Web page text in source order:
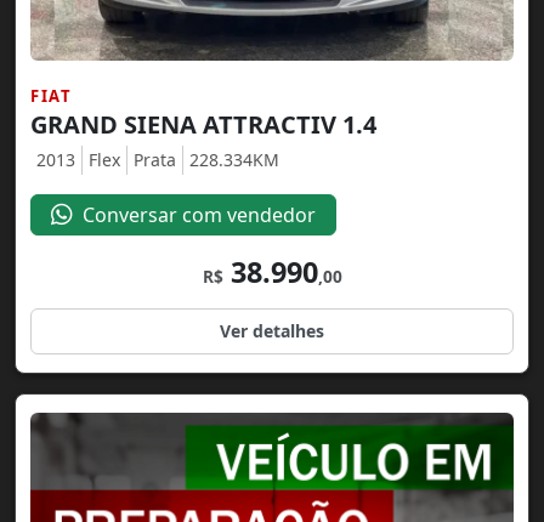
FIAT
GRAND SIENA ATTRACTIV 1.4
2013 Flex Prata 228.334KM
Conversar com vendedor
R$38.990,00
Ver detalhes